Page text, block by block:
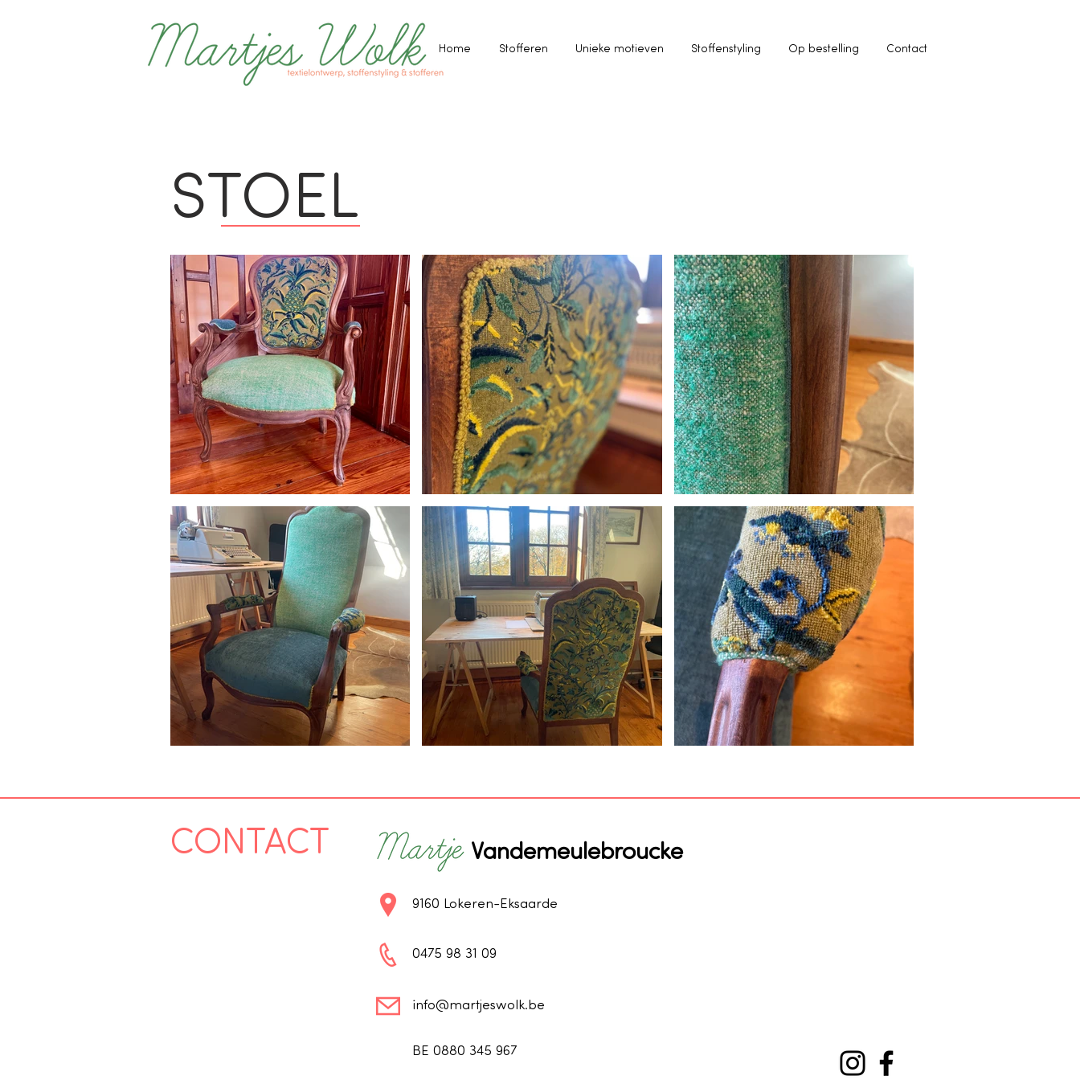
Home Stofferen Unieke motieven Stoffenstyling Op bestelling Contact
STOEL
CONTACT Vandemeulebroucke
9160 Lokeren-Eksaarde
0475 98 31 09
info@martjeswolk.be
BE 0880 345 967